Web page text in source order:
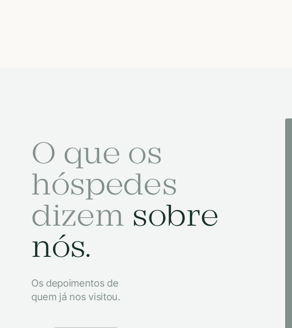
O que os
hóspedes
dizem sobre
nós.
Os depoimentos de
quem já nos visitou.